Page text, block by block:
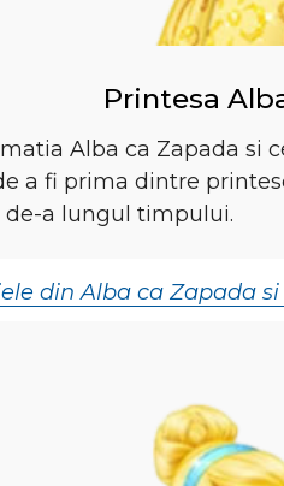
Printesa
Alba ca Zapada si
a fi prima dintre
de-a lungul timpului.
din Alba ca Zapada